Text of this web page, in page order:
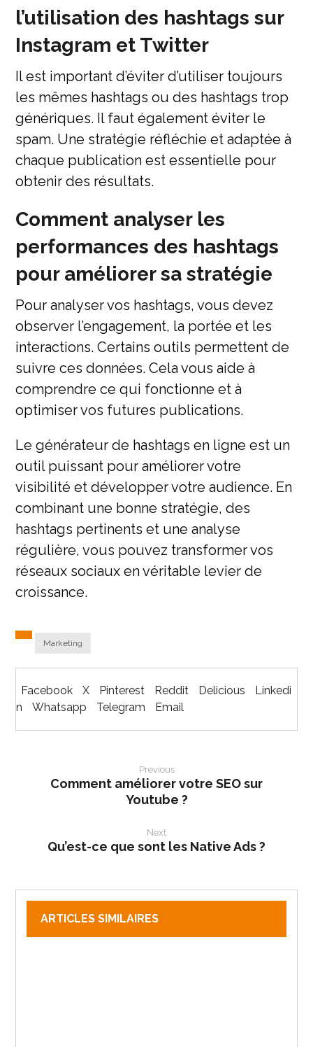
l’utilisation des hashtags sur
Instagram et Twitter
Il est important d’éviter d’utiliser toujours
les mêmes hashtags ou des hashtags trop
génériques. Il faut également éviter le
spam. Une stratégie réfléchie et adaptée à
chaque publication est essentielle pour
obtenir des résultats.
Comment analyser les
performances des hashtags
pour améliorer sa stratégie
Pour analyser vos hashtags, vous devez
observer l’engagement, la portée et les
interactions. Certains outils permettent de
suivre ces données. Cela vous aide à
comprendre ce qui fonctionne et à
optimiser vos futures publications.
Le générateur de hashtags en ligne est un
outil puissant pour améliorer votre
visibilité et développer votre audience. En
combinant une bonne stratégie, des
hashtags pertinents et une analyse
régulière, vous pouvez transformer vos
réseaux sociaux en véritable levier de
croissance.
Marketing
Facebook X Pinterest Reddit Delicious
Linkedi
n
Whatsapp Telegram Email
Previous
Comment améliorer votre SEO sur
Youtube ?
Next
Qu’est-ce que sont les Native Ads ?
ARTICLES SIMILAIRES